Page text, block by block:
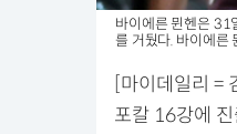
바이에른 뮌헨은 31
를 거뒀다. 바이에른
[마이데일리 =
포칼 16강에 진